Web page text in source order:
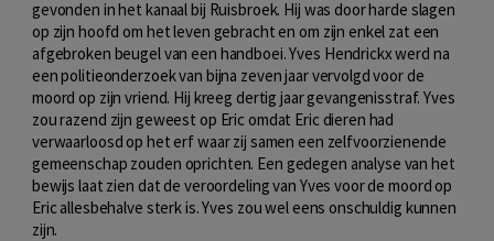
gevonden in het kanaal bij Ruisbroek. Hij was door harde slagen
op zijn hoofd om het leven gebracht en om zijn enkel zat een
afgebroken beugel van een handboei. Yves Hendrickx werd na
een politieonderzoek van bijna zeven jaar vervolgd voor de
moord op zijn vriend. Hij kreeg dertig jaar gevangenisstraf. Yves
zou razend zijn geweest op Eric omdat Eric dieren had
verwaarloosd op het erf waar zij samen een zelfvoorzienende
gemeenschap zouden oprichten. Een gedegen analyse van het
bewijs laat zien dat de veroordeling van Yves voor de moord op
Eric allesbehalve sterk is. Yves zou wel eens onschuldig kunnen
zijn.